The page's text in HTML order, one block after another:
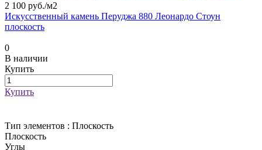
2 100 руб./м2
Искусственный камень Перуджа 880 Леонардо Стоун
плоскость
0
В наличии
Купить
Купить
Тип элементов : Плоскость
Плоскость
Углы